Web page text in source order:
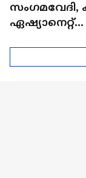
സംഗമവേദി,
ഏഷ്യാനെറ്റ്